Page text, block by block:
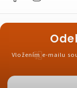
Vložením e-mailu